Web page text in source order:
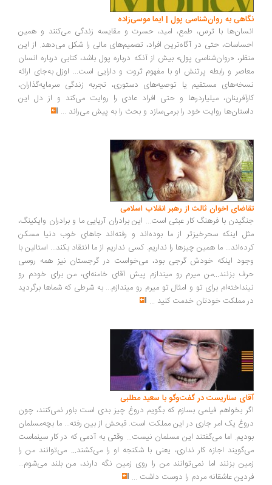
به روان‌شناسی پول | ایما موسی‌زاده
با ترس، طمع، امید، حسرت و مقایسه زندگی می‌کنند و همین
حتی در آگاه‌ترین افراد، تصمیم‌های مالی را شکل می‌دهد. از این
«روان‌شناسی پول» بیش از آنکه درباره پول باشد، کتابی درباره انسان
و رابطه پرتنش او با مفهوم ثروت و دارایی است... اوزل به‌جای ارائه
مستقیم یا توصیه‌های دستوری، تجربه زندگی سرمایه‌گذاران،
میلیاردرها و حتی افراد عادی را روایت می‌کند و از دل این
روایت خود را برمی‌سازد و بحث را به پیش می‌راند ...
اخوان ثالث از رهبر انقلاب اسلامی
با فرهنگ کار عبثی است... این برادران آریایی ما و برادران وایکینگ،
اینکه سحرخیزتر از ما بوده‌اند و رفته‌اند جاهای خوب دنیا مسکن
ما همین چیزها را نداریم. کسی نداریم از ما انتقاد بکند... استالین با
اینکه خودش گرجی بود، می‌خواست در گرجستان نیز همه روسی
بزنند...من میرم رو میندازم پیش آقای خامنه‌ای، من برای خودم رو
برای تو و امثال تو میرم رو میندازم... به شرطی که شماها برگردید
مملکت خودتان خدمت کنید...
سناریست در گفت‌وگو با سعید مطلبی
بخواهم فیلمی بسازم که بگویم دروغ چیز بدی است باور نمی‌کنند، چون
یک امر جاری در این مملکت است. قبحش از بین رفته... ما بچه‌مسلمان
اما می‌گفتند این مسلمان نیست... وقتی به آدمی که در کار سینماست
اجازه کار نداری، یعنی با شکنجه او را می‌کشند... می‌توانند من را
بزنند اما نمی‌توانند من را روی زمین نگه دارند، من بلند می‌شوم...
عاشقانه مردم را دوست داشت ...